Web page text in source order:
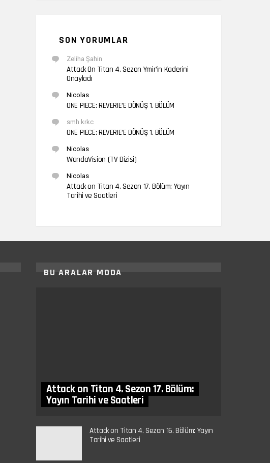
SON YORUMLAR
Zeliha Şahin
Attack On Titan 4. Sezon Ymir’in Kaderini
Onayladı
Nicolas
ONE PIECE: REVERIE’E DÖNÜŞ 1. BÖLÜM
smh krkc
ONE PIECE: REVERIE’E DÖNÜŞ 1. BÖLÜM
Nicolas
WandaVision (TV Dizisi)
Nicolas
Attack on Titan 4. Sezon 17. Bölüm: Yayın
Tarihi ve Saatleri
BU ARALAR MODA
Attack on Titan 4. Sezon 17. Bölüm:
Yayın Tarihi ve Saatleri
Attack on Titan 4. Sezon 16. Bölüm: Yayın
Tarihi ve Saatleri